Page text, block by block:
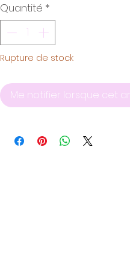
Quantité *
Rupture de stock
Me notifier lorsque cet